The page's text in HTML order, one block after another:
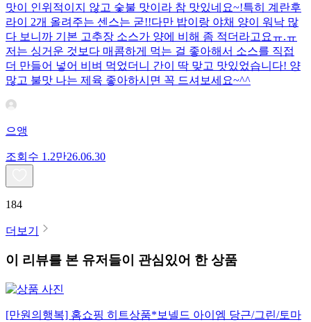
맛이 인위적이지 않고 숯불 맛이라 참 맛있네요~!특히 계란후
라이 2개 올려주는 센스는 굳!! ​다만 밥이랑 야채 양이 워낙 많
다 보니까 기본 고추장 소스가 양에 비해 좀 적더라고요ㅠ.ㅠ
저는 싱거운 것보다 매콤하게 먹는 걸 좋아해서 소스를 직접
더 만들어 넣어 비벼 먹었더니 간이 딱 맞고 맛있었습니다! 양
많고 불맛 나는 제육 좋아하시면 꼭 드셔보세요~^^
으앵
조회수 1.2만26.06.30
184
더보기
이 리뷰를 본 유저들이 관심있어 한 상품
[만원의행복] 홈쇼핑 히트상품*보넬드 아이엠 당근/그린/토마